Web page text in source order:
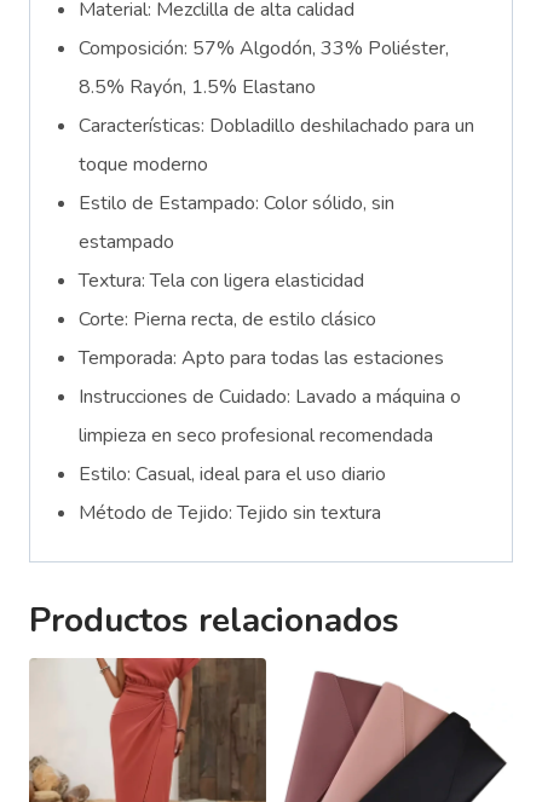
Material: Mezclilla de alta calidad
Composición: 57% Algodón, 33% Poliéster,
8.5% Rayón, 1.5% Elastano
Características: Dobladillo deshilachado para un
toque moderno
Estilo de Estampado: Color sólido, sin
estampado
Textura: Tela con ligera elasticidad
Corte: Pierna recta, de estilo clásico
Temporada: Apto para todas las estaciones
Instrucciones de Cuidado: Lavado a máquina o
limpieza en seco profesional recomendada
Estilo: Casual, ideal para el uso diario
Método de Tejido: Tejido sin textura
Productos relacionados